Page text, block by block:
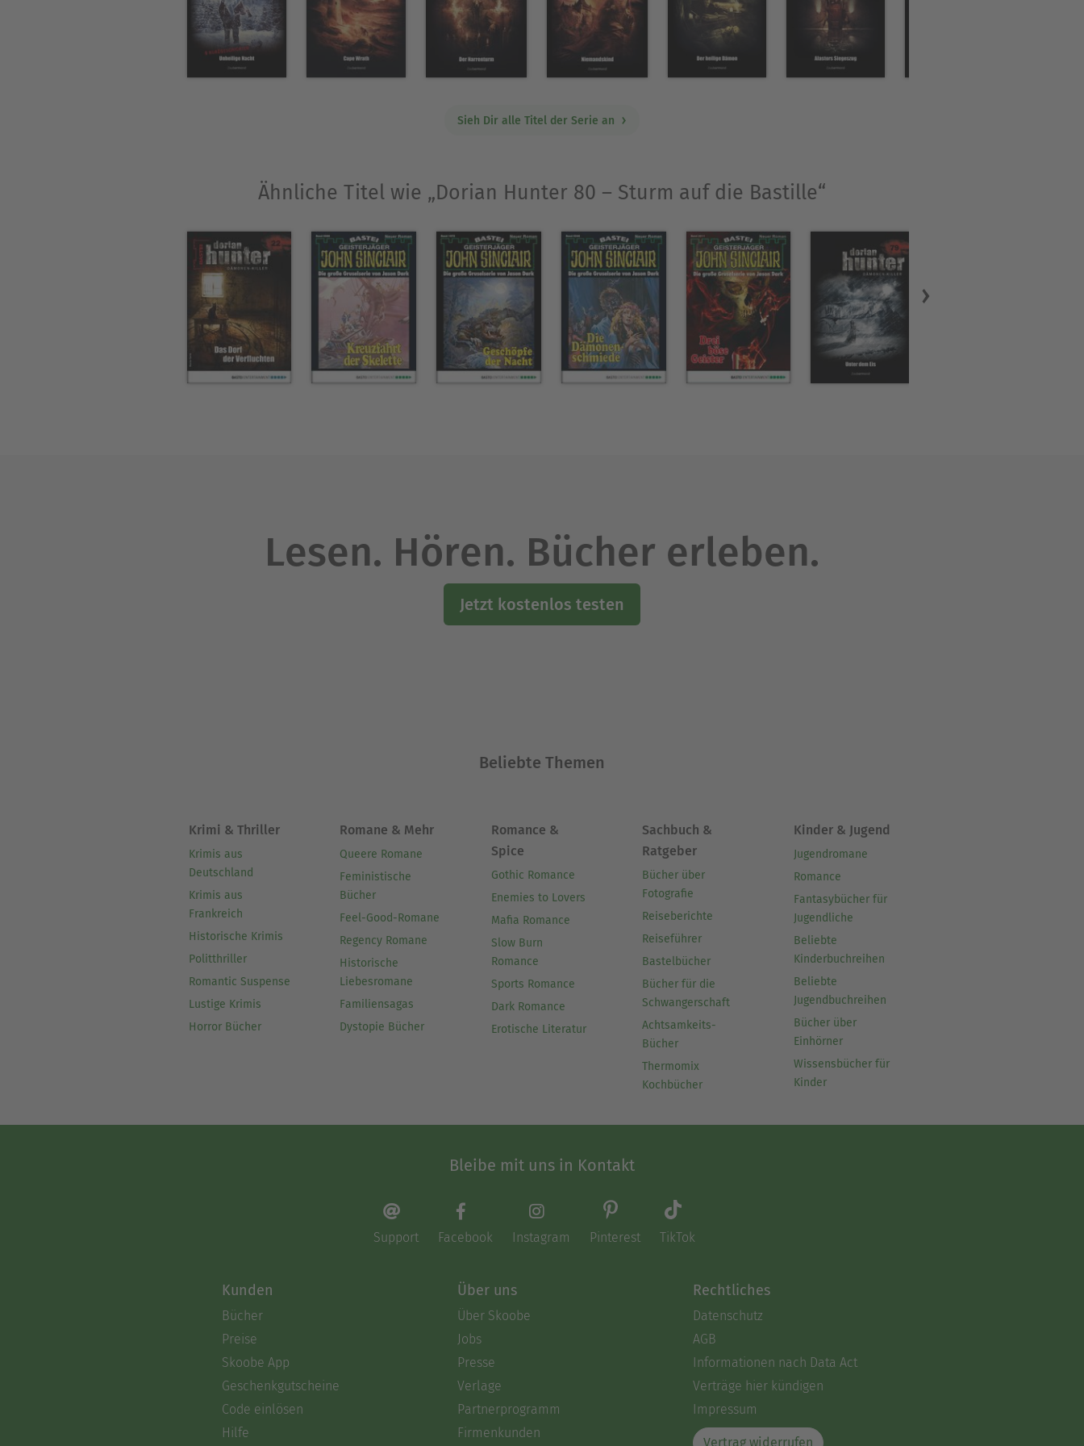
Sieh Dir alle Titel der Serie an
Ähnliche Titel wie „Dorian Hunter 80 – Sturm auf die Bastille“
Lesen. Hören. Bücher erleben.
Jetzt kostenlos testen
Beliebte Themen
Krimi & Thriller
Krimis aus
Deutschland
Krimis aus
Frankreich
Historische Krimis
Politthriller
Romantic Suspense
Lustige Krimis
Horror Bücher
Romane & Mehr
Queere Romane
Feministische
Bücher
Feel-Good-Romane
Regency Romane
Historische
Liebesromane
Familiensagas
Dystopie Bücher
Romance &
Spice
Gothic Romance
Enemies to Lovers
Mafia Romance
Slow Burn
Romance
Sports Romance
Dark Romance
Erotische Literatur
Sachbuch &
Ratgeber
Bücher über
Fotografie
Reiseberichte
Reiseführer
Bastelbücher
Bücher für die
Schwangerschaft
Achtsamkeits-
Bücher
Thermomix
Kochbücher
Kinder & Jugend
Jugendromane
Romance
Fantasybücher für
Jugendliche
Beliebte
Kinderbuchreihen
Beliebte
Jugendbuchreihen
Bücher über
Einhörner
Wissensbücher für
Kinder
Bleibe mit uns in Kontakt
Support Facebook Instagram Pinterest TikTok
Kunden
Bücher
Preise
Skoobe App
Geschenkgutscheine
Code einlösen
Hilfe
Über uns
Über Skoobe
Jobs
Presse
Verlage
Partnerprogramm
Firmenkunden
Rechtliches
Datenschutz
AGB
Informationen nach Data Act
Verträge hier kündigen
Impressum
Vertrag widerrufen